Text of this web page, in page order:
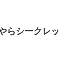
らシークレッ